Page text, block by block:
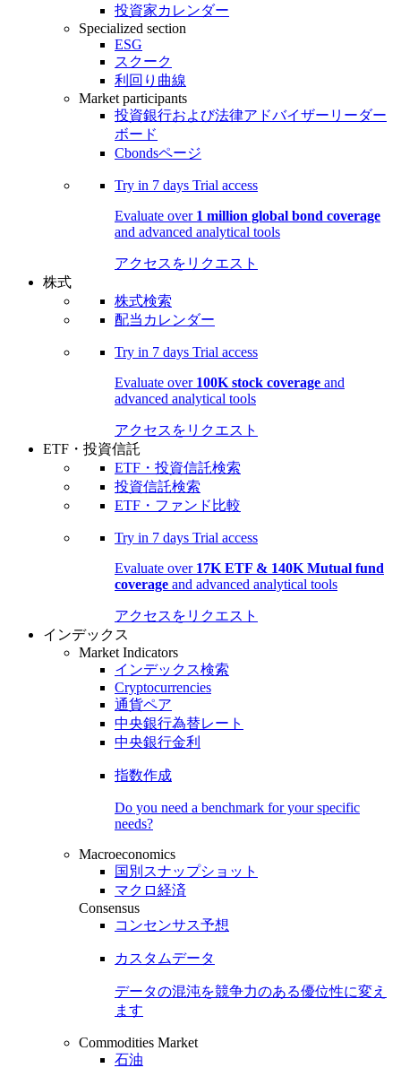
投資家カレンダー
Specialized section
ESG
スクーク
利回り曲線
Market participants
投資銀行および法律アドバイザーリーダー
ボード
Cbondsページ
Try in 7 days Trial access
Evaluate over 1 million global bond coverage
and advanced analytical tools
アクセスをリクエスト
株式
株式検索
配当カレンダー
Try in 7 days Trial access
Evaluate over 100K stock coverage and
advanced analytical tools
アクセスをリクエスト
ETF・投資信託
ETF・投資信託検索
投資信託検索
ETF・ファンド比較
Try in 7 days Trial access
Evaluate over 17K ETF & 140K Mutual fund
coverage and advanced analytical tools
アクセスをリクエスト
インデックス
Market Indicators
インデックス検索
Cryptocurrencies
通貨ペア
中央銀行為替レート
中央銀行金利
指数作成
Do you need a benchmark for your specific
needs?
Macroeconomics
国別スナップショット
マクロ経済
Consensus
コンセンサス予想
カスタムデータ
データの混沌を競争力のある優位性に変え
ます
Commodities Market
石油